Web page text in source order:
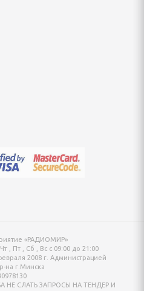
«РАДИОМИР»
, Пт , Сб , Вс c 09:00 до 21:00
2008 г. Администрацией
на г.Минска
НЕ СЛАТЬ ЗАПРОСЫ НА ТЕНДЕР И